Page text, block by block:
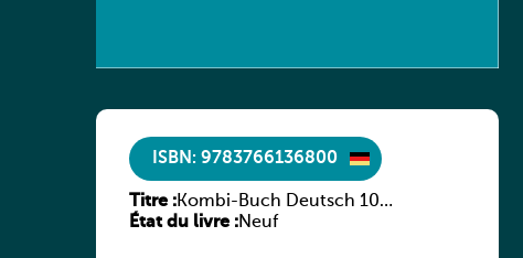
ISBN: 9783766136800
Titre :Kombi-Buch Deutsch 10
Arbeitsheft
État du livre :Neuf